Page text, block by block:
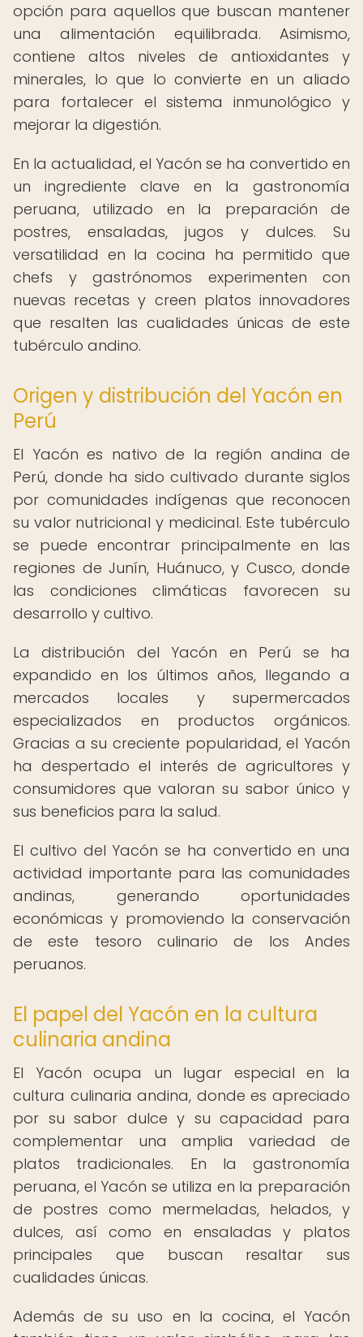
opción para aquellos que buscan mantener
una alimentación equilibrada. Asimismo,
contiene altos niveles de antioxidantes y
minerales, lo que lo convierte en un aliado
para fortalecer el sistema inmunológico y
mejorar la digestión.
En la actualidad, el Yacón se ha convertido en
un ingrediente clave en la gastronomía
peruana, utilizado en la preparación de
postres, ensaladas, jugos y dulces. Su
versatilidad en la cocina ha permitido que
chefs y gastrónomos experimenten con
nuevas recetas y creen platos innovadores
que resalten las cualidades únicas de este
tubérculo andino.
Origen y distribución del Yacón en
Perú
El Yacón es nativo de la región andina de
Perú, donde ha sido cultivado durante siglos
por comunidades indígenas que reconocen
su valor nutricional y medicinal. Este tubérculo
se puede encontrar principalmente en las
regiones de Junín, Huánuco, y Cusco, donde
las condiciones climáticas favorecen su
desarrollo y cultivo.
La distribución del Yacón en Perú se ha
expandido en los últimos años, llegando a
mercados locales y supermercados
especializados en productos orgánicos.
Gracias a su creciente popularidad, el Yacón
ha despertado el interés de agricultores y
consumidores que valoran su sabor único y
sus beneficios para la salud.
El cultivo del Yacón se ha convertido en una
actividad importante para las comunidades
andinas, generando oportunidades
económicas y promoviendo la conservación
de este tesoro culinario de los Andes
peruanos.
El papel del Yacón en la cultura
culinaria andina
El Yacón ocupa un lugar especial en la
cultura culinaria andina, donde es apreciado
por su sabor dulce y su capacidad para
complementar una amplia variedad de
platos tradicionales. En la gastronomía
peruana, el Yacón se utiliza en la preparación
de postres como mermeladas, helados, y
dulces, así como en ensaladas y platos
principales que buscan resaltar sus
cualidades únicas.
Además de su uso en la cocina, el Yacón